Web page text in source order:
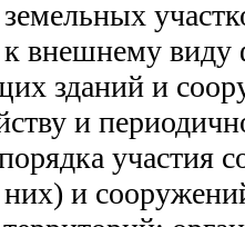
внешнему виду
зданий и
и
участия
и